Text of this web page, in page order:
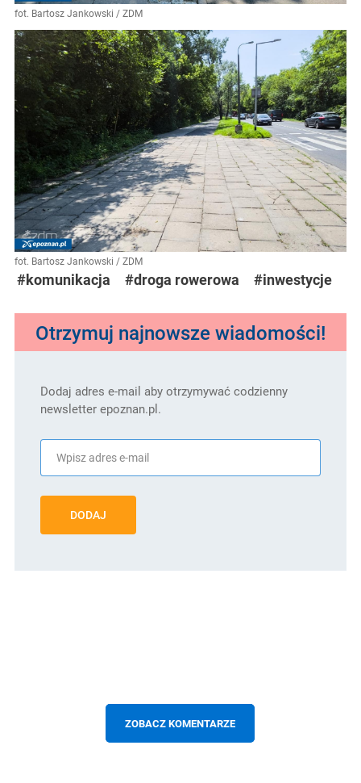
fot. Bartosz Jankowski / ZDM
fot. Bartosz Jankowski / ZDM
#komunikacja #droga rowerowa #inwestycje
Otrzymuj najnowsze wiadomości!
Dodaj adres e-mail aby otrzymywać codzienny
newsletter epoznan.pl.
DODAJ
ZOBACZ KOMENTARZE